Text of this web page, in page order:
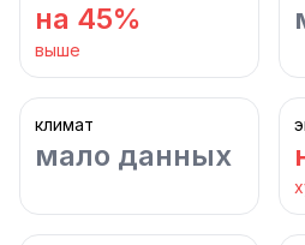
на 45%
выше
климат
мало данных